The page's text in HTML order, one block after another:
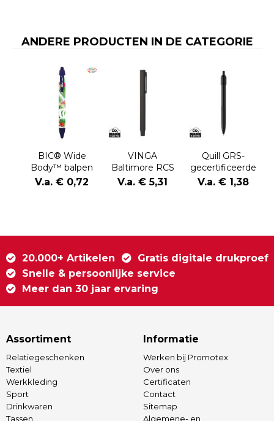
ANDERE PRODUCTEN IN DE CATEGORIE
BIC® Wide
Body™ balpen
V.a. € 0,72
VINGA
Baltimore RCS
recycled RVS
V.a. € 5,31
Quill GRS-
gecertificeerde
RABS anti-
stress pen
V.a. € 1,38
20.000+ Artikelen
Gratis digitale drukproef
Snelle & persoonlijke service
Meer dan 30 jaar ervaring
Assortiment
Relatiegeschenken
Textiel
Werkkleding
Sport
Drinkwaren
Tassen
Informatie
Werken bij Promotex
Over ons
Certificaten
Contact
Sitemap
Algemene- en